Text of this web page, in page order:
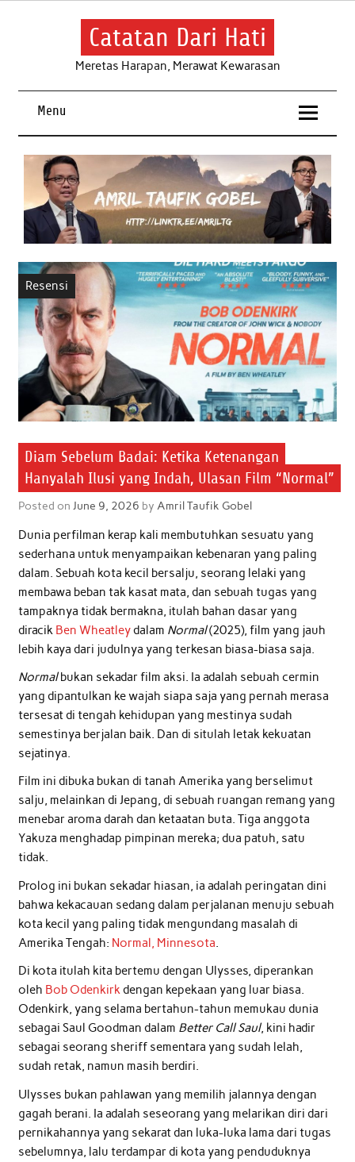
Skip
Catatan Dari Hati
Meretas Harapan, Merawat Kewarasan
Menu
Resensi
Diam Sebelum Badai: Ketika Ketenangan
Hanyalah Ilusi yang Indah, Ulasan Film “Normal”
Posted on June 9, 2026 by Amril Taufik Gobel
Dunia perfilman kerap kali membutuhkan sesuatu yang
sederhana untuk menyampaikan kebenaran yang paling
dalam. Sebuah kota kecil bersalju, seorang lelaki yang
membawa beban tak kasat mata, dan sebuah tugas yang
tampaknya tidak bermakna, itulah bahan dasar yang
diracik Ben Wheatleydalam Normal(2025), film yang jauh
lebih kaya dari judulnya yang terkesan biasa-biasa saja.
Normalbukan sekadar film aksi. Ia adalah sebuah cermin
yang dipantulkan ke wajah siapa saja yang pernah merasa
tersesat di tengah kehidupan yang mestinya sudah
semestinya berjalan baik. Dan di situlah letak kekuatan
sejatinya.
Film ini dibuka bukan di tanah Amerika yang berselimut
salju, melainkan di Jepang, di sebuah ruangan remang yang
menebar aroma darah dan ketaatan buta. Tiga anggota
Yakuza menghadap pimpinan mereka; dua patuh, satu
tidak.
Prolog ini bukan sekadar hiasan, ia adalah peringatan dini
bahwa kekacauan sedang dalam perjalanan menuju sebuah
kota kecil yang paling tidak mengundang masalah di
Amerika Tengah: Normal, Minnesota.
Di kota itulah kita bertemu dengan Ulysses, diperankan
oleh Bob Odenkirkdengan kepekaan yang luar biasa.
Odenkirk, yang selama bertahun-tahun memukau dunia
sebagai Saul Goodman dalam Better Call Saul, kini hadir
sebagai seorang sheriff sementara yang sudah lelah,
sudah retak, namun masih berdiri.
Ulysses bukan pahlawan yang memilih jalannya dengan
gagah berani. Ia adalah seseorang yang melarikan diri dari
pernikahannya yang sekarat dan luka-luka lama dari tugas
sebelumnya, lalu terdampar di kota yang penduduknya